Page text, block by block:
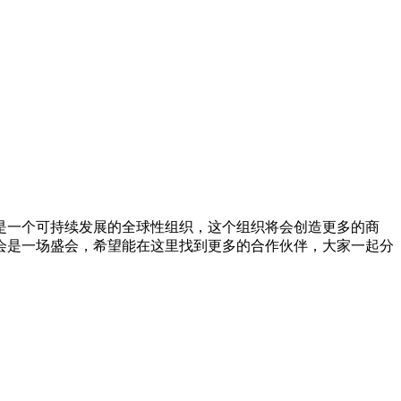
个可持续发展的全球性组织，这个组织将会创造更多的商
一场盛会，希望能在这里找到更多的合作伙伴，大家一起分